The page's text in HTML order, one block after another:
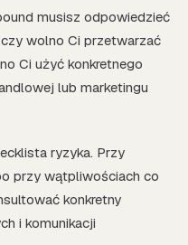
musisz odpowiedzieć
wolno Ci przetwarzać
Ci użyć konkretnego
lub marketingu
ryzyka. Przy
przy wątpliwościach co
konkretny
i komunikacji